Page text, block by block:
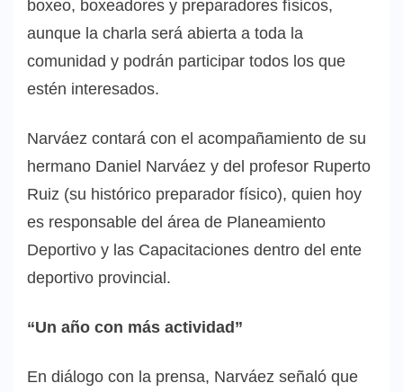
boxeo, boxeadores y preparadores físicos,
aunque la charla será abierta a toda la
comunidad y podrán participar todos los que
estén interesados.
Narváez contará con el acompañamiento de su
hermano Daniel Narváez y del profesor Ruperto
Ruiz (su histórico preparador físico), quien hoy
es responsable del área de Planeamiento
Deportivo y las Capacitaciones dentro del ente
deportivo provincial.
“Un año con más actividad”
En diálogo con la prensa, Narváez señaló que